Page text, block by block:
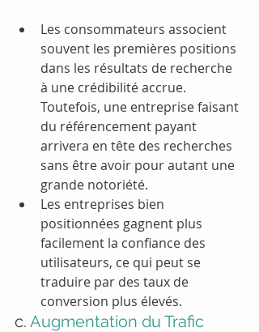
Les consommateurs associent
souvent les premières positions
dans les résultats de recherche
à une crédibilité accrue.
Toutefois, une entreprise faisant
du référencement payant
arrivera en tête des recherches
sans être avoir pour autant une
grande notoriété.
Les entreprises bien
positionnées gagnent plus
facilement la confiance des
utilisateurs, ce qui peut se
traduire par des taux de
conversion plus élevés.
c. Augmentation du Trafic